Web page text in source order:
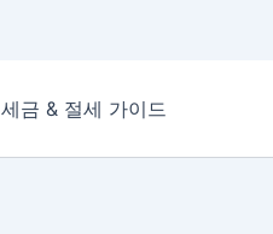
세금 & 절세 가이드